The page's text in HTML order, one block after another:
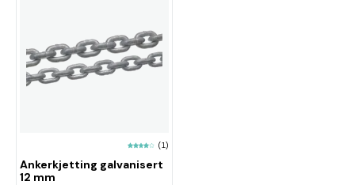
(1)
Ankerkjetting galvanisert
12 mm